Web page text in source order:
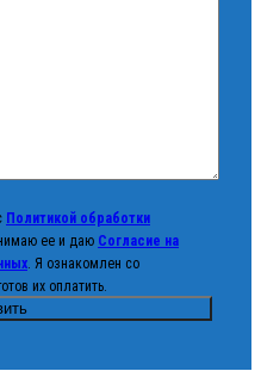
Политикой обработки
ее и даю Согласие на
. Я ознакомлен со
их оплатить.